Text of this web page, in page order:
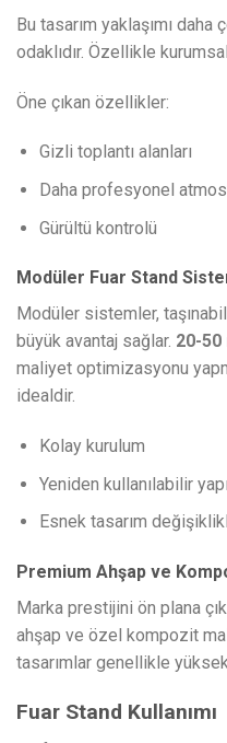
Bu tasarım yaklaşımı
odaklıdır. Özellikle
Öne çıkan özellikler:
Gizli toplantı alanları
Daha profesyonel
Gürültü kontrolü
Modüler Fuar Stand
Modüler sistemler,
büyük avantaj sağlar. 20-50
maliyet optimizasyonu
idealdir.
Kolay kurulum
Yeniden kullanılabilir yapı
Esnek tasarım
Premium Ahşap ve
Marka prestijini ön plana
ahşap ve özel kompozit
tasarımlar genellikle
Fuar Stand Kullanımı